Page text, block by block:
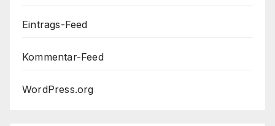
Eintrags-Feed
Kommentar-Feed
WordPress.org